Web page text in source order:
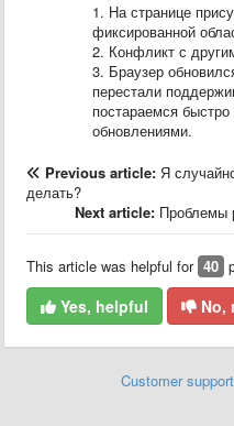
1. На странице
фиксированной
2. Конфликт с
3. Браузер
перестали
постараемся
обновлениями.
Previous article: Я
делать?
Next article: Проблемы
This article was helpful for 40
Yes, helpful No,
Customer